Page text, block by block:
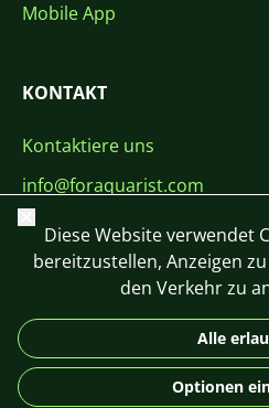
Mobile App
KONTAKT
Kontaktiere uns
info@foraquarist.com
+420 603 449 602
Schließen
Diese Website verwendet
bereitzustellen, Anzeigen
den Verkehr zu
Alle
Optionen